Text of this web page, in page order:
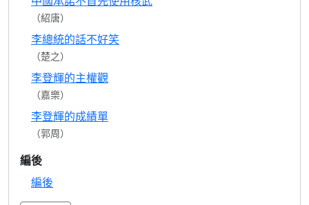
（紹唐）
李總統的話不好笑
（楚之）
李登輝的主權觀
（嘉樂）
李登輝的成績單
（郭周）
編後
編後